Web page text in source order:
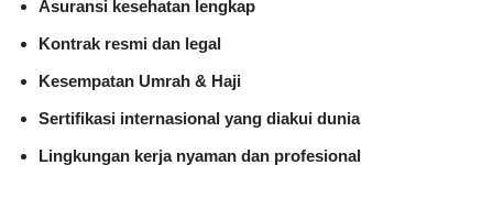
Asuransi kesehatan lengkap
Kontrak resmi dan legal
Kesempatan Umrah & Haji
Sertifikasi internasional yang diakui dunia
Lingkungan kerja nyaman dan profesional